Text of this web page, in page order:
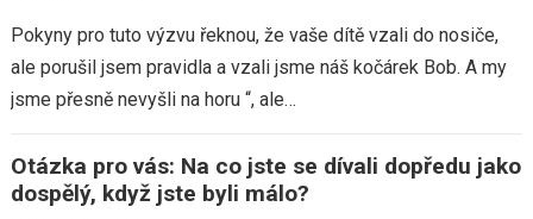
Pokyny pro tuto výzvu řeknou, že vaše dítě vzali do nosiče,
ale porušil jsem pravidla a vzali jsme náš kočárek Bob. A my
jsme přesně nevyšli na horu “, ale…
Otázka pro vás: Na co jste se dívali dopředu jako
dospělý, když jste byli málo?